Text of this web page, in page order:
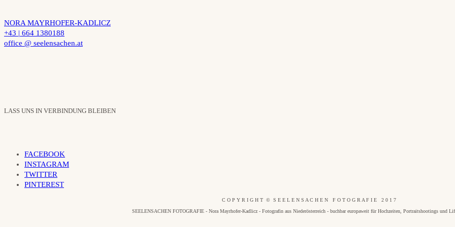
NORA MAYRHOFER-KADLICZ
+43 | 664 1380188
office @ seelensachen.at
LASS UNS IN VERBINDUNG BLEIBEN
FACEBOOK
INSTAGRAM
TWITTER
PINTEREST
C O P Y R I G H T © S E E L E N S A C H E N F O T O G R A F I E 2 0 1 7
SEELENSACHEN FOTOGRAFIE - Nora Mayrhofer-Kadlicz - Fotografin aus Niederösterreich - buchbar europaweit für Hochzeiten, Portraitshootings und